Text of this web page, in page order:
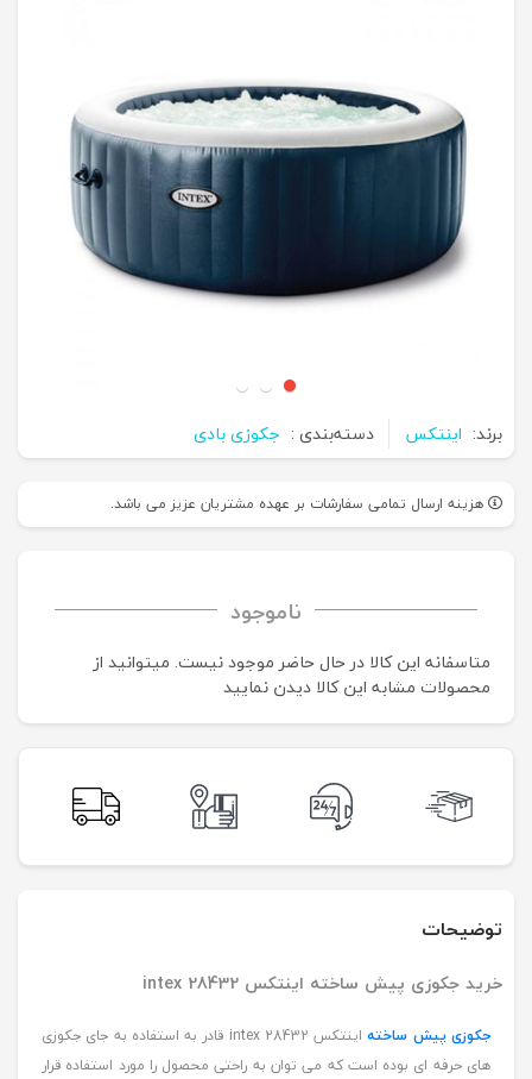
برند: اینتکس دسته‌بندی : جکوزی بادی
هزینه ارسال تمامی سفارشات بر عهده مشتریان عزیز می باشد.
ناموجود
متاسفانه این کالا در حال حاضر موجود نیست. می‍توانید از
محصولات مشابه این کالا دیدن نمایید
توضیحات
خرید جکوزی پیش ساخته اینتکس intex 28432
جکوزی پیش ساخته
اینتکس intex 28432 قادر به استفاده به جای جکوزی
های حرفه ای بوده است که می توان به راحتی محصول را مورد استفاده قرار